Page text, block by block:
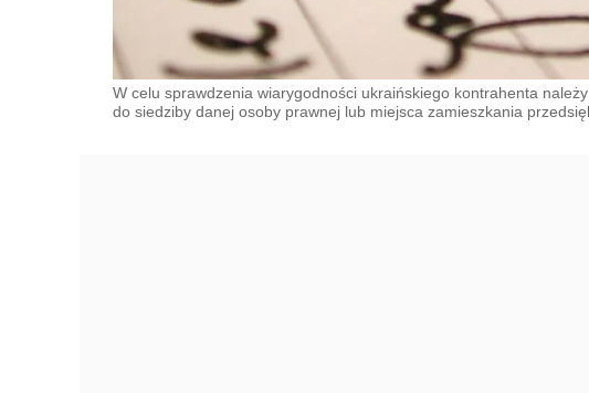
W celu sprawdzenia wiarygodności ukraińskiego kontrahenta
do siedziby danej osoby prawnej lub miejsca zamieszkania